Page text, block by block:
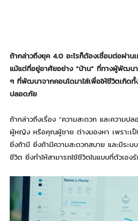
ถ้ากล่าวถึงยุค 4.0 อะไรก็ต้องเชื่อมต่อผ่าน
แม้แต่ที่อยู่อาศัยอย่าง “บ้าน” ที่ทางผู้พัฒน
ๆ ที่พัฒนาจากคอนโดมาใส่เพื่อให้ชีวิตเกิดทั้
ปลอดภัย
ถ้ากล่าวถึงเรื่อง “ความสะดวก และความป
ผู้หญิง หรือคุณผู้ชาย ต่างมองหา เพราะเป็
ยิ่งถ้ามี ยิ่งถ้ามีความสะดวกสบาย และมีระบ
ชีวิต ยิ่งทำให้สามารถใช้ชีวิตในแบบที่ตัวเอง